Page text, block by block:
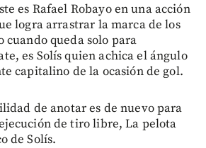
es Rafael Robayo en una acción
logra arrastrar la marca de los
cuando queda solo para
es Solís quien achica el ángulo
capitalino de la ocasión de gol.
de anotar es de nuevo para
de tiro libre, La pelota
de Solís.